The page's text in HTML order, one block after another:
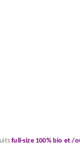
full-size 100% bio et /